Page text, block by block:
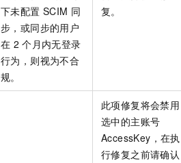
下未配置 SCIM 同
步，或同步的用户
在 2 个月内无登录
行为，则视为不合
规。
复。
此项修复将会禁用
选中的主账号
AccessKey，在执
行修复之前请确认